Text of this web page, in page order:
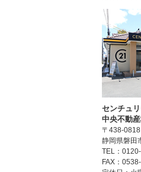
センチュ
中央不動
〒438-0818
静岡県磐田
TEL：
FAX：